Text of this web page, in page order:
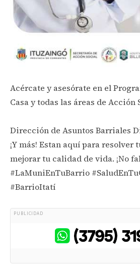
Acércate y asesórate en el
Casa y todas las áreas de Acción
Dirección de Asuntos Barriales
¡Y más! Estan aquí para resolver
mejorar tu calidad de vida. ¡No
#LaMuniEnTuBarrio
#BarrioItatí
PUBLICIDAD